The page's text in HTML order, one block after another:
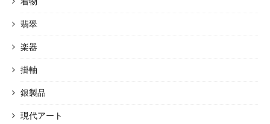
翡翠
楽器
掛軸
銀製品
現代アート